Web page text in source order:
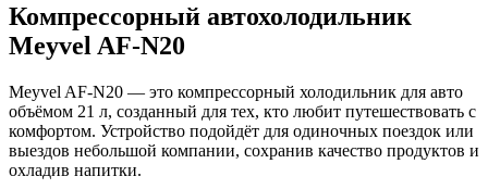
Компрессорный автохолодильник
Meyvel AF-N20
Meyvel AF-N20 — это компрессорный холодильник для авто
объёмом 21 л, созданный для тех, кто любит путешествовать с
комфортом. Устройство подойдёт для одиночных поездок или
выездов небольшой компании, сохранив качество продуктов и
охладив напитки.